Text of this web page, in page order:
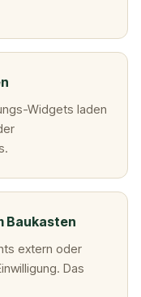
Widgets laden
Baukasten
extern oder
Das